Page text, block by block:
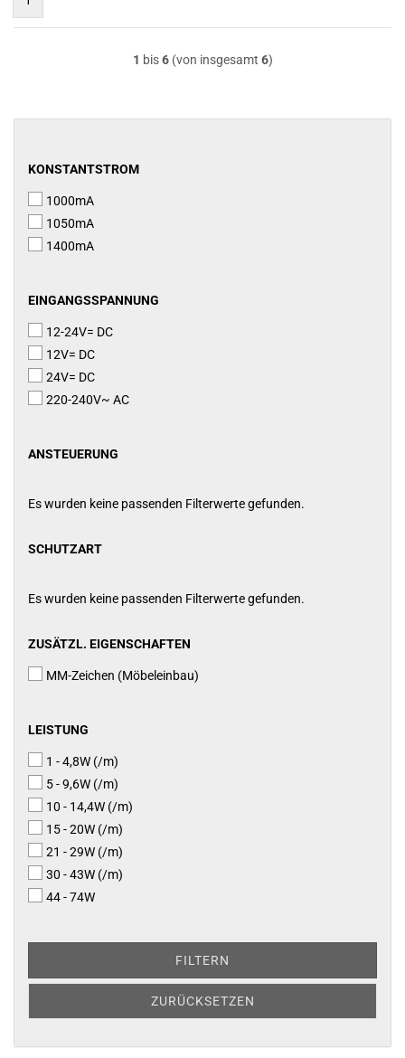
1 bis6(von insgesamt 6)
KONSTANTSTROM
KONSTANTSTROM
1000mA
1050mA
1400mA
EINGANGSSPANNUNG
EINGANGSSPANNUNG
12-24V= DC
12V= DC
24V= DC
220-240V~ AC
ANSTEUERUNG
ANSTEUERUNG
Es wurden keine passenden Filterwerte gefunden.
SCHUTZART
SCHUTZART
Es wurden keine passenden Filterwerte gefunden.
ZUSÄTZL.
ZUSÄTZL. EIGENSCHAFTEN
MM-Zeichen (Möbeleinbau)
LEISTUNG
LEISTUNG
1 - 4,8W (/m)
5 - 9,6W (/m)
10 - 14,4W (/m)
15 - 20W (/m)
21 - 29W (/m)
30 - 43W (/m)
44 - 74W
FILTERN
ZURÜCKSETZEN